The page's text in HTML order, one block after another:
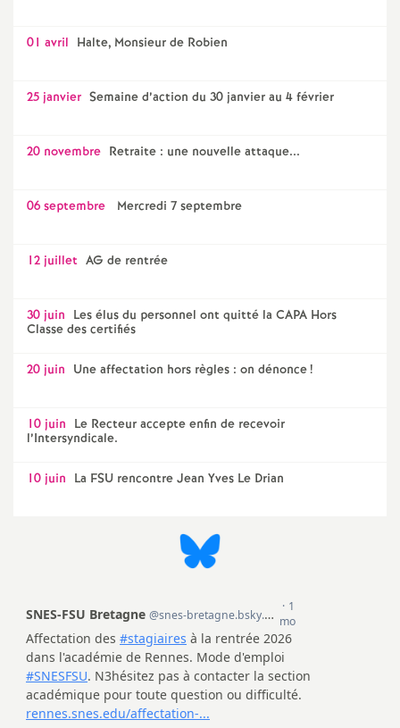
01 avril Halte, Monsieur de Robien
25 janvier Semaine d’action du 30 janvier au 4 février
20 novembre Retraite : une nouvelle attaque...
06 septembre Mercredi 7 septembre
12 juillet AG de rentrée
30 juin Les élus du personnel ont quitté la CAPA Hors
Classe des certifiés
20 juin Une affectation hors règles : on dénonce!
10 juin Le Recteur accepte enfin de recevoir
l’Intersyndicale.
10 juin La FSU rencontre Jean Yves Le Drian